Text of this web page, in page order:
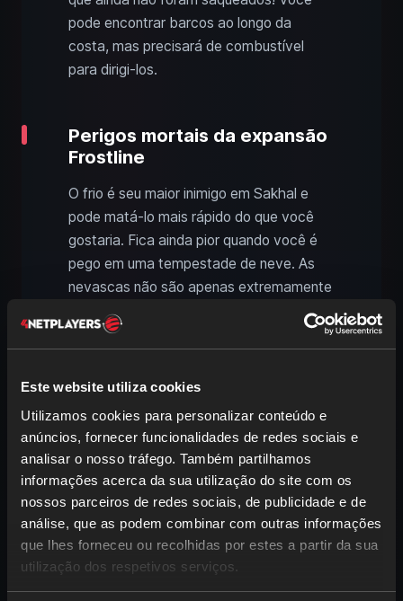
Este website utiliza cookies
Utilizamos cookies para personalizar conteúdo e
anúncios, fornecer funcionalidades de redes sociais e
analisar o nosso tráfego. Também partilhamos
informações acerca da sua utilização do site com os
nossos parceiros de redes sociais, de publicidade e de
análise, que as podem combinar com outras informações
que lhes forneceu ou recolhidas por estes a partir da sua
utilização dos respetivos serviços.
pode encontrar barcos ao longo da
costa, mas precisará de combustível
para dirigi-los.
Perigos mortais da expansão
Frostline
O frio é seu maior inimigo em Sakhal e
pode matá-lo mais rápido do que você
gostaria. Fica ainda pior quando você é
pego em uma tempestade de neve. As
nevascas não são apenas extremamente
frias, mas também limitam sua visão. Se
você ficar preso em uma tempestade de
possível! Além disso, o frio afeta mais
vezes, vale a pena contornar uma
A neve também pode ser perigosa se
você a comer. Como Sakhal é uma ilha
vulcânica, o solo e a neve contêm
substâncias tóxicas que você